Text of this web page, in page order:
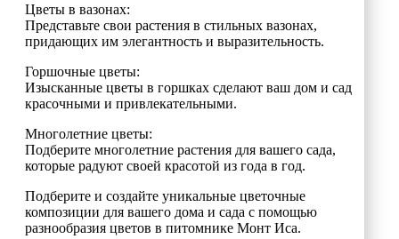
Цветы в вазонах:
Представьте свои растения в стильных вазонах,
придающих им элегантность и выразительность.
Горшочные цветы:
Изысканные цветы в горшках сделают ваш дом и сад
красочными и привлекательными.
Многолетние цветы:
Подберите многолетние растения для вашего сада,
которые радуют своей красотой из года в год.
Подберите и создайте уникальные цветочные
композиции для вашего дома и сада с помощью
разнообразия цветов в питомнике Монт Иса.